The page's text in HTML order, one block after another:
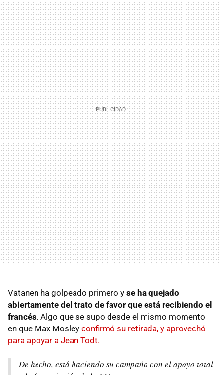
Vatanen ha golpeado primero y se ha quejado
abiertamente del trato de favor que está recibiendo el
francés. Algo que se supo desde el mismo momento
en que Max Mosley confirmó su retirada, y aprovechó
para apoyar a Jean Todt.
De hecho, está haciendo su campaña con el apoyo total